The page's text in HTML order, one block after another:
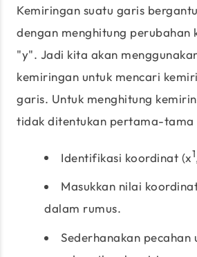
Kemiringan suatu garis
dengan menghitung perubahan
"y". Jadi kita akan
kemiringan untuk mencari
garis. Untuk menghitung
tidak ditentukan pertama-tama
Identifikasi koordinat (x1
Masukkan nilai
dalam rumus.
Sederhanakan pecahan